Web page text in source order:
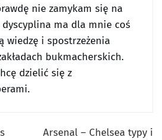
nie zamykam się na
dyscyplina ma dla mnie coś
wiedzę i spostrzeżenia
bukmacherskich.
dzielić się z
Arsenal – Chelsea typy i